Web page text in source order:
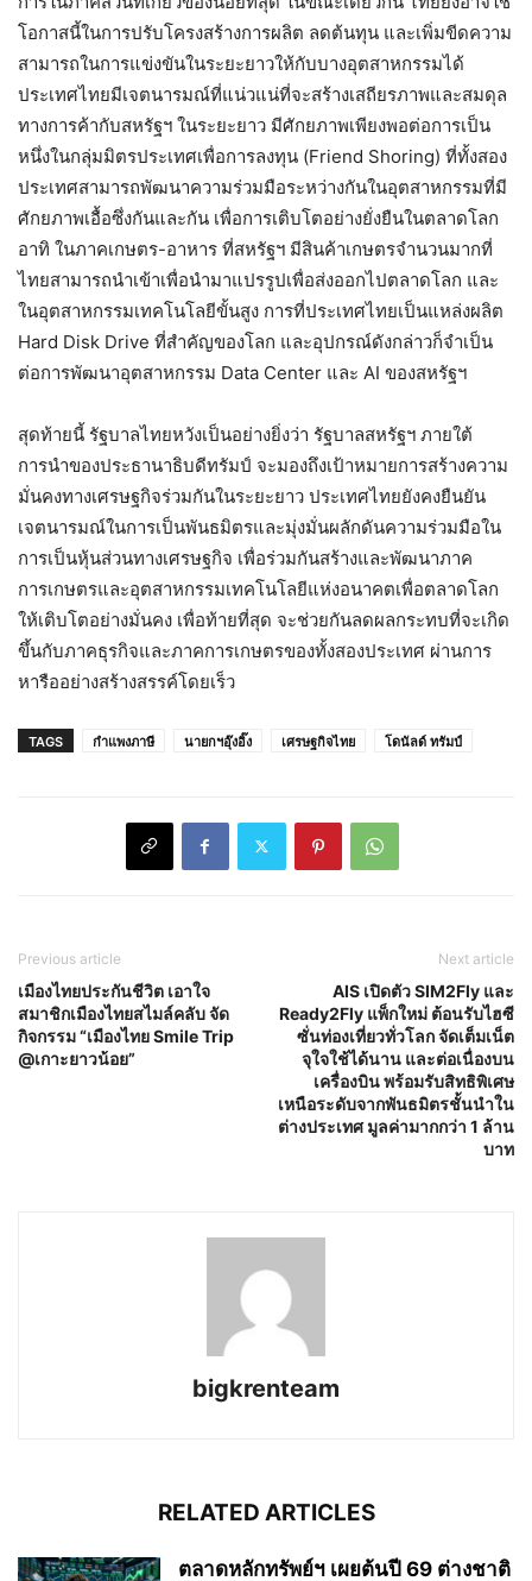
โอกาสนี้ในการปรับโครงสร้างการผลิต ลดต้นทุน และเพิ่มขีดความ
สามารถในการแข่งขันในระยะยาวให้กับบางอุตสาหกรรมได้
ประเทศไทยมีเจตนารมณ์ที่แน่วแน่ที่จะสร้างเสถียรภาพและสมดุล
ทางการค้ากับสหรัฐฯ ในระยะยาว มีศักยภาพเพียงพอต่อการเป็น
หนึ่งในกลุ่มมิตรประเทศเพื่อการลงทุน (Friend Shoring) ที่ทั้งสอง
ประเทศสามารถพัฒนาความร่วมมือระหว่างกันในอุตสาหกรรมที่มี
ศักยภาพเอื้อซึ่งกันและกัน เพื่อการเติบโตอย่างยั่งยืนในตลาดโลก
อาทิ ในภาคเกษตร-อาหาร ที่สหรัฐฯ มีสินค้าเกษตรจำนวนมากที่
ไทยสามารถนำเข้าเพื่อนำมาแปรรูปเพื่อส่งออกไปตลาดโลก และ
ในอุตสาหกรรมเทคโนโลยีขั้นสูง การที่ประเทศไทยเป็นแหล่งผลิต
Hard Disk Drive ที่สำคัญของโลก และอุปกรณ์ดังกล่าวก็จำเป็น
ต่อการพัฒนาอุตสาหกรรม Data Center และ AI ของสหรัฐฯ
สุดท้ายนี้ รัฐบาลไทยหวังเป็นอย่างยิ่งว่า รัฐบาลสหรัฐฯ ภายใต้
การนำของประธานาธิบดีทรัมป์ จะมองถึงเป้าหมายการสร้างความ
มั่นคงทางเศรษฐกิจร่วมกันในระยะยาว ประเทศไทยยังคงยืนยัน
เจตนารมณ์ในการเป็นพันธมิตรและมุ่งมั่นผลักดันความร่วมมือใน
การเป็นหุ้นส่วนทางเศรษฐกิจ เพื่อร่วมกันสร้างและพัฒนาภาค
การเกษตรและอุตสาหกรรมเทคโนโลยีแห่งอนาคตเพื่อตลาดโลก
ให้เติบโตอย่างมั่นคง เพื่อท้ายที่สุด จะช่วยกันลดผลกระทบที่จะเกิด
ขึ้นกับภาคธุรกิจและภาคการเกษตรของทั้งสองประเทศ ผ่านการ
หารืออย่างสร้างสรรค์โดยเร็ว
TAGS กำแพงภาษี นายกฯอุ๊งอิ๊ง เศรษฐกิจไทย โดนัลด์ ทรัมป์
Previous article
เมืองไทยประกันชีวิต เอาใจ
สมาชิกเมืองไทยสไมล์คลับ จัด
กิจกรรม “เมืองไทย Smile Trip
@เกาะยาวน้อย”
Next article
AIS เปิดตัว SIM2Fly และ
Ready2Fly แพ็กใหม่ ต้อนรับไฮซี
ซั่นท่องเที่ยวทั่วโลก จัดเต็มเน็ต
จุใจใช้ได้นาน และต่อเนื่องบน
เครื่องบิน พร้อมรับสิทธิพิเศษ
เหนือระดับจากพันธมิตรชั้นนำใน
ต่างประเทศ มูลค่ามากกว่า 1 ล้าน
บาท
bigkrenteam
RELATED ARTICLES
ตลาดหลักทรัพย์ฯ เผยต้นปี 69 ต่างชาติ